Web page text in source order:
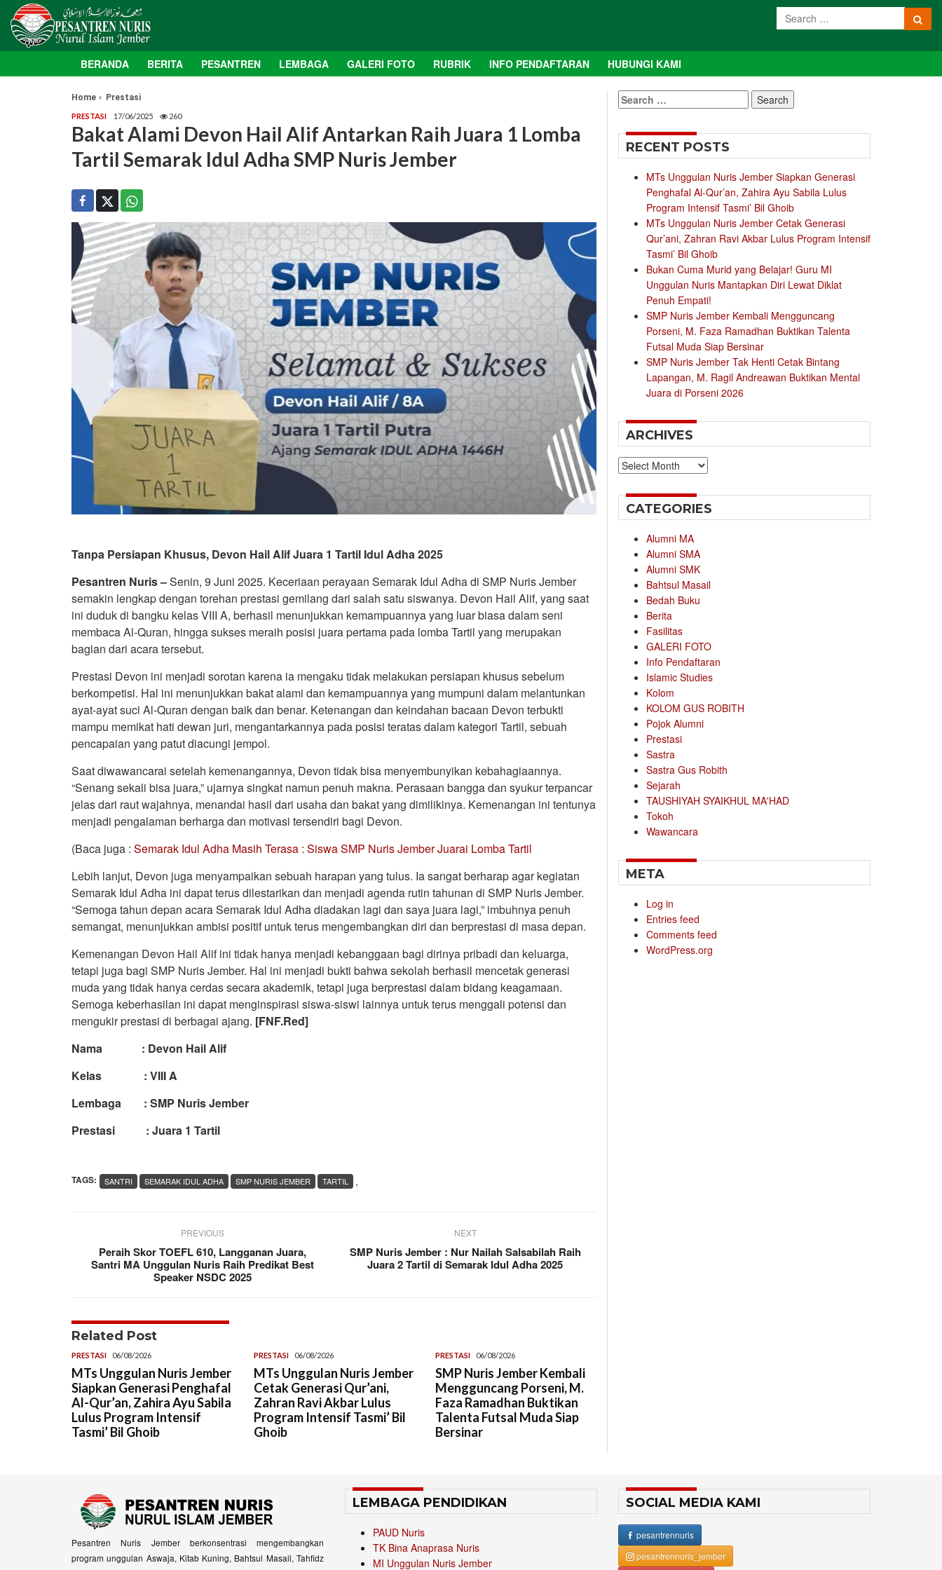
BERANDA BERITA PESANTREN LEMBAGA GALERI FOTO RUBRIK INFO PENDAFTARAN HUBUNGI KAMI
Home Prestasi
PRESTASI 17/06/2025 260
Bakat Alami Devon Hail Alif Antarkan Raih Juara 1 Lomba
Tartil Semarak Idul Adha SMP Nuris Jember
Tanpa Persiapan Khusus, Devon Hail Alif Juara 1 Tartil Idul Adha 2025
Pesantren Nuris –Senin, 9 Juni 2025. Keceriaan perayaan Semarak Idul Adha di SMP Nuris Jember
semakin lengkap dengan torehan prestasi gemilang dari salah satu siswanya. Devon Hail Alif, yang saat
ini duduk di bangku kelas VIII A, berhasil menunjukkan kemampuannya yang luar biasa dalam seni
membaca Al-Quran, hingga sukses meraih posisi juara pertama pada lomba Tartil yang merupakan
bagian dari acara tersebut.
Prestasi Devon ini menjadi sorotan karena ia mengaku tidak melakukan persiapan khusus sebelum
berkompetisi. Hal ini menunjukkan bakat alami dan kemampuannya yang mumpuni dalam melantunkan
ayat-ayat suci Al-Quran dengan baik dan benar. Ketenangan dan keindahan bacaan Devon terbukti
mampu memikat hati dewan juri, mengantarkannya pada posisi teratas dalam kategori Tartil, sebuah
pencapaian yang patut diacungi jempol.
Saat diwawancarai setelah kemenangannya, Devon tidak bisa menyembunyikan kebahagiaannya.
“Senang sekali bisa juara,” ujarnya singkat namun penuh makna. Perasaan bangga dan syukur terpancar
jelas dari raut wajahnya, menandai hasil dari usaha dan bakat yang dimilikinya. Kemenangan ini tentunya
menjadi pengalaman berharga dan motivasi tersendiri bagi Devon.
(Baca juga : Semarak Idul Adha Masih Terasa : Siswa SMP Nuris Jember Juarai Lomba Tartil
Lebih lanjut, Devon juga menyampaikan sebuah harapan yang tulus. Ia sangat berharap agar kegiatan
Semarak Idul Adha ini dapat terus dilestarikan dan menjadi agenda rutin tahunan di SMP Nuris Jember.
“Semoga tahun depan acara Semarak Idul Adha diadakan lagi dan saya juara lagi,” imbuhnya penuh
semangat, menunjukkan ambisi positif untuk terus mengembangkan diri dan berprestasi di masa depan.
Kemenangan Devon Hail Alif ini tidak hanya menjadi kebanggaan bagi dirinya pribadi dan keluarga,
tetapi juga bagi SMP Nuris Jember. Hal ini menjadi bukti bahwa sekolah berhasil mencetak generasi
muda yang tidak hanya cerdas secara akademik, tetapi juga berprestasi dalam bidang keagamaan.
Semoga keberhasilan ini dapat menginspirasi siswa-siswi lainnya untuk terus menggali potensi dan
mengukir prestasi di berbagai ajang. [FNF.Red]
Nama : Devon Hail Alif
Kelas : VIII A
Lembaga : SMP Nuris Jember
Prestasi : Juara 1 Tartil
TAGS: ,
SANTRI SEMARAK IDUL ADHA SMP NURIS JEMBER TARTIL
PREVIOUS
Peraih Skor TOEFL 610, Langganan Juara,
Santri MA Unggulan Nuris Raih Predikat Best
Speaker NSDC 2025
NEXT
SMP Nuris Jember : Nur Nailah Salsabilah Raih
Juara 2 Tartil di Semarak Idul Adha 2025
Related Post
PRESTASI 06/08/2026
MTs Unggulan Nuris Jember
Siapkan Generasi Penghafal
Al-Qur’an, Zahira Ayu Sabila
Lulus Program Intensif
Tasmi’ Bil Ghoib
PRESTASI 06/08/2026
MTs Unggulan Nuris Jember
Cetak Generasi Qur’ani,
Zahran Ravi Akbar Lulus
Program Intensif Tasmi’ Bil
Ghoib
PRESTASI 06/08/2026
SMP Nuris Jember Kembali
Mengguncang Porseni, M.
Faza Ramadhan Buktikan
Talenta Futsal Muda Siap
Bersinar
Search
for:
RECENT POSTS
MTs Unggulan Nuris Jember Siapkan Generasi
Penghafal Al-Qur’an, Zahira Ayu Sabila Lulus
Program Intensif Tasmi’ Bil Ghoib
MTs Unggulan Nuris Jember Cetak Generasi
Qur’ani, Zahran Ravi Akbar Lulus Program Intensif
Tasmi’ Bil Ghoib
Bukan Cuma Murid yang Belajar! Guru MI
Unggulan Nuris Mantapkan Diri Lewat Diklat
Penuh Empati!
SMP Nuris Jember Kembali Mengguncang
Porseni, M. Faza Ramadhan Buktikan Talenta
Futsal Muda Siap Bersinar
SMP Nuris Jember Tak Henti Cetak Bintang
Lapangan, M. Ragil Andreawan Buktikan Mental
Juara di Porseni 2026
ARCHIVES
Archives
CATEGORIES
Alumni MA
Alumni SMA
Alumni SMK
Bahtsul Masail
Bedah Buku
Berita
Fasilitas
GALERI FOTO
Info Pendaftaran
Islamic Studies
Kolom
KOLOM GUS ROBITH
Pojok Alumni
Prestasi
Sastra
Sastra Gus Robith
Sejarah
TAUSHIYAH SYAIKHUL MA'HAD
Tokoh
Wawancara
META
Log in
Entries feed
Comments feed
WordPress.org
Pesantren Nuris Jember berkonsentrasi mengembangkan
program unggulan Aswaja, Kitab Kuning, Bahtsul Masail, Tahfidz
LEMBAGA PENDIDIKAN
PAUD Nuris
TK Bina Anaprasa Nuris
MI Unggulan Nuris Jember
SOCIAL MEDIA KAMI
pesantrennuris
pesantrennuris_jember